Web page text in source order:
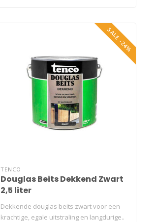
SALE -24%
TENCO
Douglas Beits Dekkend Zwart
2,5 liter
Dekkende douglas beits zwart voor een
krachtige, egale uitstraling en langdurige..